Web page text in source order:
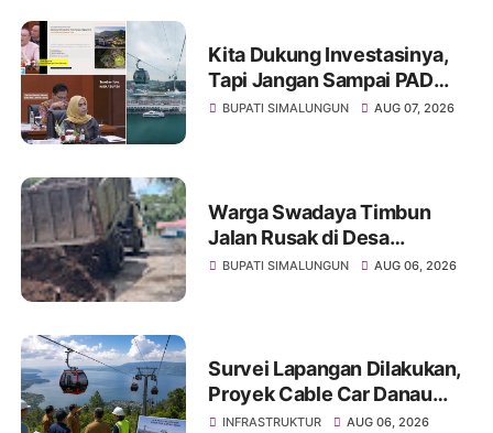
Kita Dukung Investasinya,
Tapi Jangan Sampai PAD
Simalungun yang Jadi
BUPATI SIMALUNGUN AUG 07, 2026
Warga Swadaya Timbun
Jalan Rusak di Desa
Sibangun Mariah, Harapkan
BUPATI SIMALUNGUN AUG 06, 2026
Survei Lapangan Dilakukan,
Proyek Cable Car Danau
Toba Masih Terkendala
INFRASTRUKTUR AUG 06, 2026